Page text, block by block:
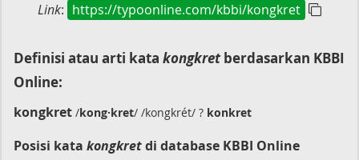
Link: https://typoonline.com/kbbi/kongkret
Definisi atau arti kata kongkretberdasarkan KBBI
Online:
kongkret /kong·kret/ /kongkrét/ ? konkret
Posisi kata kongkretdi database KBBI Online